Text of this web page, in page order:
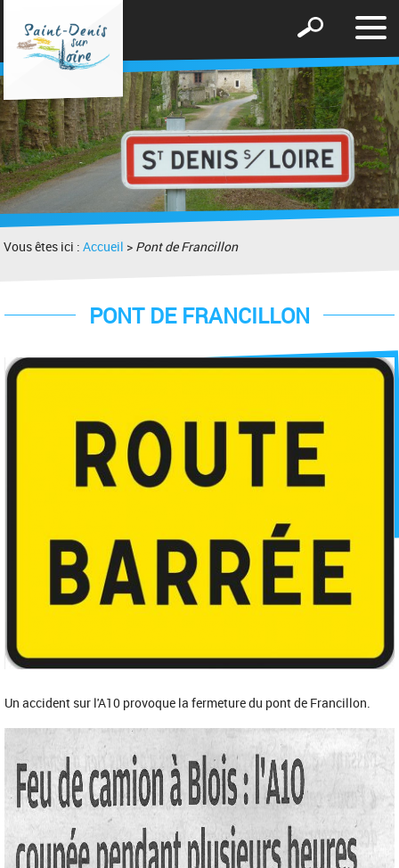
le
Afficher
formulaire
de
recherche
Vous êtes ici :Accueil > Pont de Francillon
PONT DE FRANCILLON
Un accident sur l'A10 provoque la fermeture du pont de Francillon.